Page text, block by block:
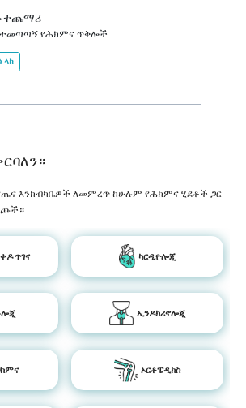
ተጨማሪ
ተመጣጣኝ የሕክምና ጥቅሎች
ላክ
እንክብካቤዎች ለመምረጥ ከሁሉም የሕክምና ሂደቶች ጋር
ጥገና ካርዲዮሎጂ
ኢንዶክሪኖሎጂ
ኦርቶፔዲክስ